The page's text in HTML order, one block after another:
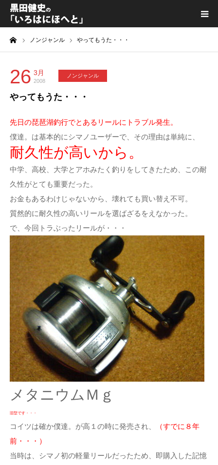
ノンジャンル やってもうた・・・
26 3月
2008
ノンジャンル
やってもうた・・・
先日の琵琶湖釣行でとあるリールにトラブル発生。
僕達。は基本的にシマノユーザーで、その理由は単純に、
耐久性が高いから。
中学、高校、大学とアホみたく釣りをしてきたため、この耐
久性がとても重要だった。
お金もあるわけじゃないから、壊れても買い替え不可。
質然的に耐久性の高いリールを選ばざるをえなかった。
で、今回トラぶったリールが・・・
メタニウムＭｇ
旧型です・・・
コイツは確か僕達。が高１の時に発売され、
（すでに８年
前・・・）
当時は、シマノ初の軽量リールだったため、即購入した記憶
黒田健史プロフィール
カテゴリ一覧
喫茶KURODA
YouTube｜Kuro channel
メディア出演
プライバシーポリシー